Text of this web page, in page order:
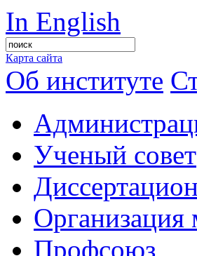
In English
Карта сайта
Об институте
Ученый совет
Профсоюз